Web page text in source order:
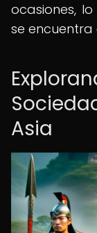
ocasiones,
se encuentra
Asia